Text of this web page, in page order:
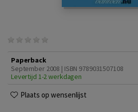
Paperback
September 2008 | ISBN 9789031507108
Levertijd 1-2 werkdagen
Plaats op wensenlijst